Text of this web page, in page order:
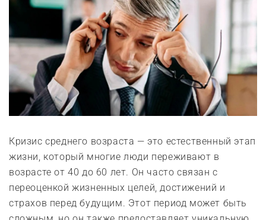
Кризис среднего возраста — это естественный этап
жизни, который многие люди переживают в
возрасте от 40 до 60 лет. Он часто связан с
переоценкой жизненных целей, достижений и
страхов перед будущим. Этот период может быть